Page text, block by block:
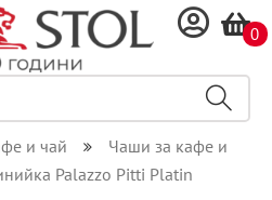
0
и чай
Чаши за кафе и
Palazzo Pitti Platin